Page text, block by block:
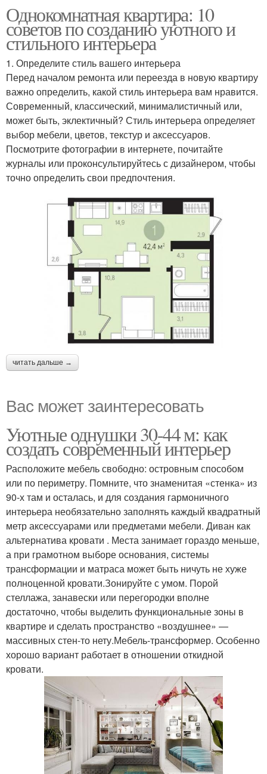
Однокомнатная квартира: 10
советов по созданию уютного и
стильного интерьера
1. Определите стиль вашего интерьера
Перед началом ремонта или переезда в новую квартиру
важно определить, какой стиль интерьера вам нравится.
Современный, классический, минималистичный или,
может быть, эклектичный? Стиль интерьера определяет
выбор мебели, цветов, текстур и аксессуаров.
Посмотрите фотографии в интернете, почитайте
журналы или проконсультируйтесь с дизайнером, чтобы
точно определить свои предпочтения.
читать дальше →
Вас может заинтересовать
Уютные однушки 30-44 м: как
создать современный интерьер
Расположите мебель свободно: островным способом
или по периметру. Помните, что знаменитая «стенка» из
90-х там и осталась, и для создания гармоничного
интерьера необязательно заполнять каждый квадратный
метр аксессуарами или предметами мебели. Диван как
альтернатива кровати . Места занимает гораздо меньше,
а при грамотном выборе основания, системы
трансформации и матраса может быть ничуть не хуже
полноценной кровати.Зонируйте с умом. Порой
стеллажа, занавески или перегородки вполне
достаточно, чтобы выделить функциональные зоны в
квартире и сделать пространство «воздушнее» —
массивных стен-то нету.Мебель-трансформер. Особенно
хорошо вариант работает в отношении откидной
кровати.